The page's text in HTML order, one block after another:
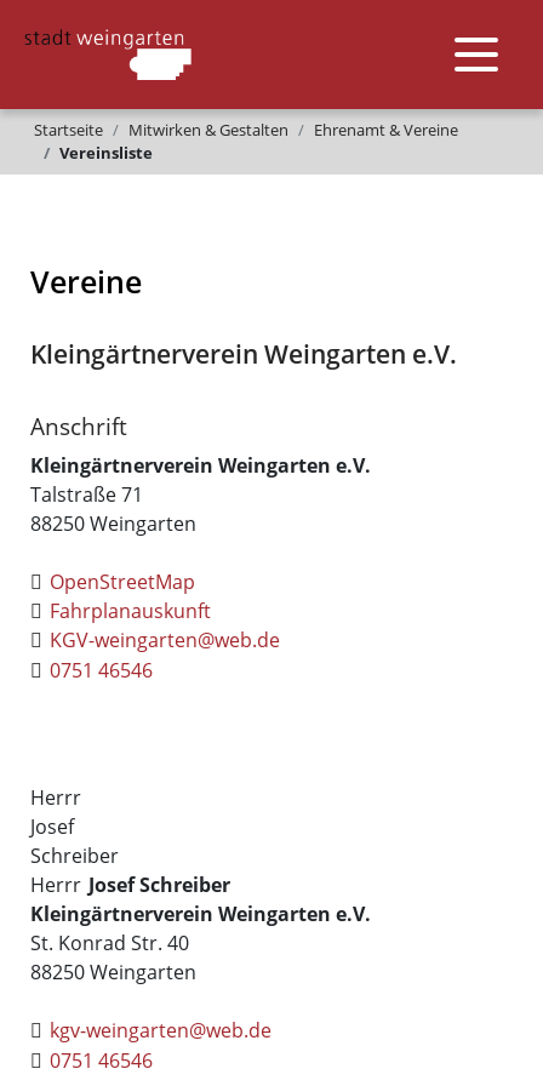
Startseite Mitwirken & Gestalten
Ehrenamt & Vereine
Vereinsliste
Vereine
Kleingärtnerverein Weingarten e.V.
Anschrift
Kleingärtnerverein Weingarten e.V.
Talstraße 71
88250Weingarten
OpenStreetMap
Fahrplanauskunft
KGV-weingarten@web.de
0751 46546
Herrr
Josef
Schreiber
Herrr JosefSchreiber
Kleingärtnerverein Weingarten e.V.
St. Konrad Str. 40
88250Weingarten
kgv-weingarten@web.de
0751 46546